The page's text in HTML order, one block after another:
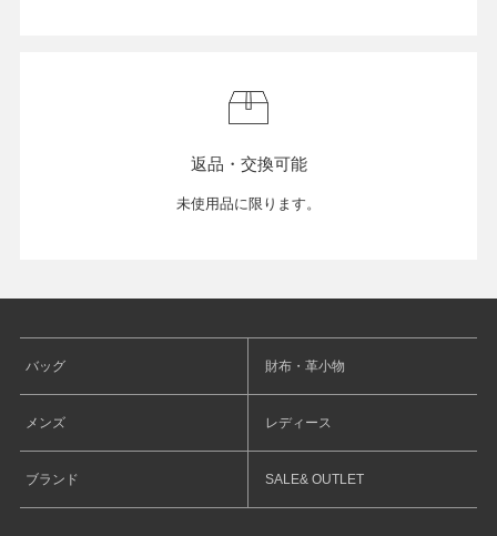
返品・交換可能
未使用品に限ります。
バッグ 財布・革小物
メンズ レディース
ブランド SALE& OUTLET